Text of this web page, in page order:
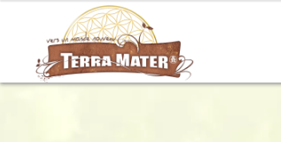
Aller
à
la
Aller
au
contenu